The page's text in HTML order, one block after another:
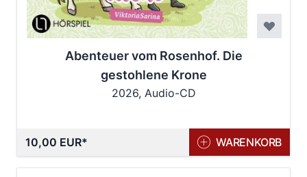
Abenteuer vom Rosenhof. Die
gestohlene Krone
2026, Audio-CD
10,00 EUR WARENKORB